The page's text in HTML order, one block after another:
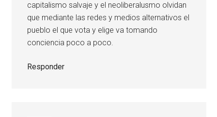
capitalismo salvaje y el neoliberalusmo olvidan
que mediante las redes y medios alternativos el
pueblo el que vota y elige va tomando
conciencia poco a poco.
Responder